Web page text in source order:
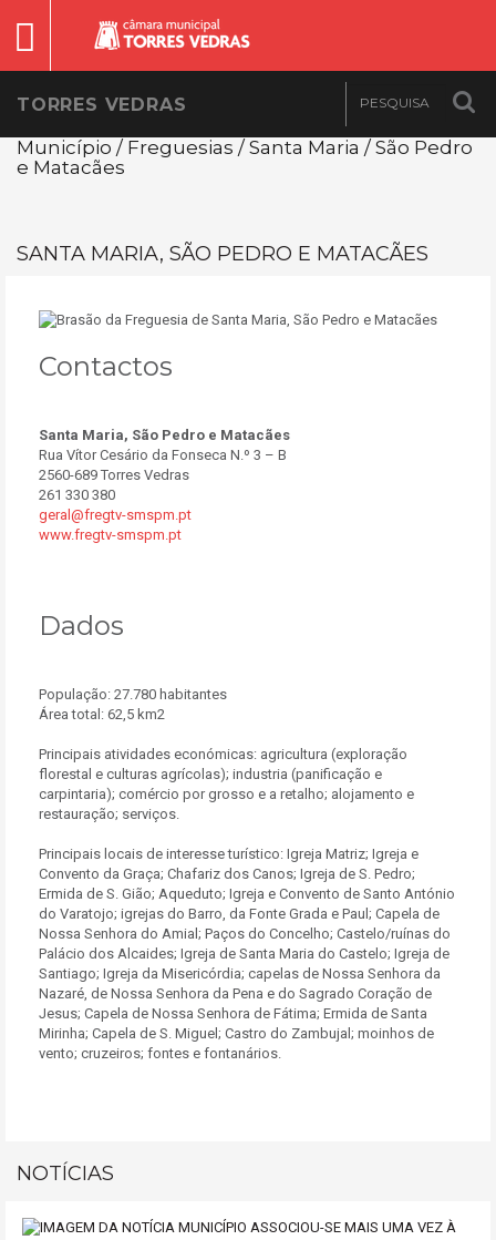
TORRES VEDRAS
Município / Freguesias / Santa Maria / São Pedro
e Matacães
SANTA MARIA, SÃO PEDRO E MATACÃES
Contactos
Santa Maria, São Pedro e Matacães
Rua Vítor Cesário da Fonseca N.º 3 – B
2560-689 Torres Vedras
261 330 380
geral@fregtv-smspm.pt
www.fregtv-smspm.pt
Dados
População: 27.780 habitantes
Área total: 62,5 km2
Principais atividades económicas: agricultura (exploração
florestal e culturas agrícolas); industria (panificação e
carpintaria); comércio por grosso e a retalho; alojamento e
restauração; serviços.
Principais locais de interesse turístico: Igreja Matriz; Igreja e
Convento da Graça; Chafariz dos Canos; Igreja de S. Pedro;
Ermida de S. Gião; Aqueduto; Igreja e Convento de Santo António
do Varatojo; igrejas do Barro, da Fonte Grada e Paul; Capela de
Nossa Senhora do Amial; Paços do Concelho; Castelo/ruínas do
Palácio dos Alcaides; Igreja de Santa Maria do Castelo; Igreja de
Santiago; Igreja da Misericórdia; capelas de Nossa Senhora da
Nazaré, de Nossa Senhora da Pena e do Sagrado Coração de
Jesus; Capela de Nossa Senhora de Fátima; Ermida de Santa
Mirinha; Capela de S. Miguel; Castro do Zambujal; moinhos de
vento; cruzeiros; fontes e fontanários.
NOTÍCIAS